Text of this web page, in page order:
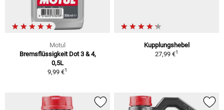
Motul
Bremsflüssigkeit Dot 3 & 4,
0,5L
9,99 €1
Kupplungshebel
27,99 €1